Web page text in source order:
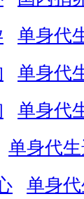
单身代
单身代
单身代
单身代
单身